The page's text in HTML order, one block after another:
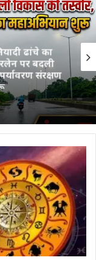
ढांचे का
पर बदली
संरक्षण